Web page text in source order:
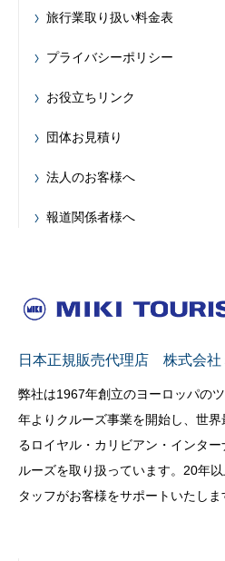
旅行業取り扱い料金表
プライバシーポリシー
お役立ちリンク
団体お見積り
法人のお客様へ
報道関係者様へ
日本正規販売代理店 株式会社
弊社は1967年創立のヨーロッパの
年よりクルーズ事業を開始し、世
るロイヤル・カリビアン・インタ
ルーズを取り扱っています。20年
タッフがお客様をサポートいたしま